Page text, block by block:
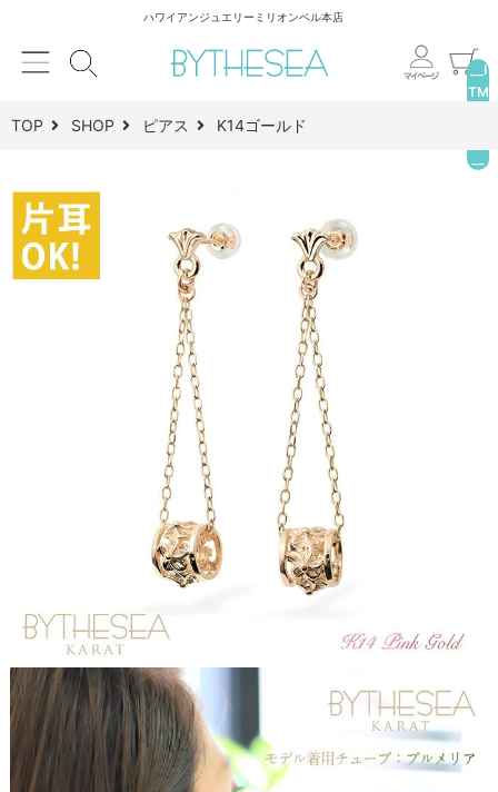
ハワイアンジュエリーミリオンベル本店
__I
TM
TOP SHOP ピアス K14ゴールド